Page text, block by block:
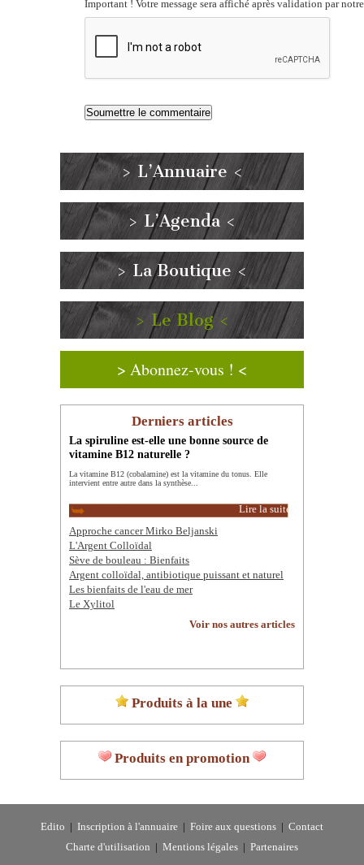
Important ! Votre message sera affiché après validation par
> L’Annuaire <
> L’Agenda <
> La Boutique <
> Le Blog <
> Abonnez-vous ! <
Derniers articles
La spiruline est-elle une bonne source de
vitamine B12 naturelle ?
La vitamine B12 (cobalamine) est la vitamine du tonus. Elle
intervient entre autre dans la synthèse...
Lire la suite
Approche cancer Mirko Beljanski
L'Argent Colloïdal
Sève de bouleau : Bienfaits
Argent colloïdal, antibiotique puissant et naturel
Les bienfaits de l'eau de mer
Le Xylitol
Voir nos autres articles
Produits à la une
Produits en promotion
Edito Inscription à l'annuaire Foire aux questions
Contact
Charte d'utilisation
Mentions légales Partenaires